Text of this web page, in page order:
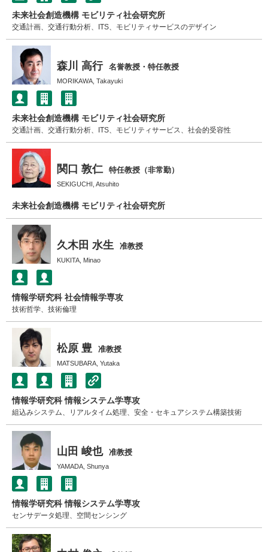
未来社会創造機構 モビリティ社会研究所
交通計画、交通行動分析、ITS、モビリティサービスのデザイン
森川 高行 名誉教授・特任教授
MORIKAWA, Takayuki
未来社会創造機構 モビリティ社会研究所
交通計画、交通行動分析、ITS、モビリティサービス、社会的受容性
関口 敦仁 特任教授（非常勤）
SEKIGUCHI, Atsuhito
未来社会創造機構 モビリティ社会研究所
久木田 水生 准教授
KUKITA, Minao
情報学研究科 社会情報学専攻
技術哲学、技術倫理
松原 豊 准教授
MATSUBARA, Yutaka
情報学研究科 情報システム学専攻
組込みシステム、リアルタイム処理、安全・セキュアシステム構築技術
山田 峻也 准教授
YAMADA, Shunya
情報学研究科 情報システム学専攻
センサデータ処理、空間センシング